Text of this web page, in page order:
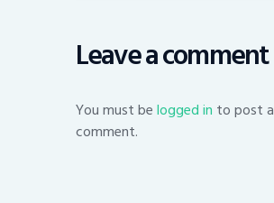
Leave a comment
You must belogged in to post a
comment.